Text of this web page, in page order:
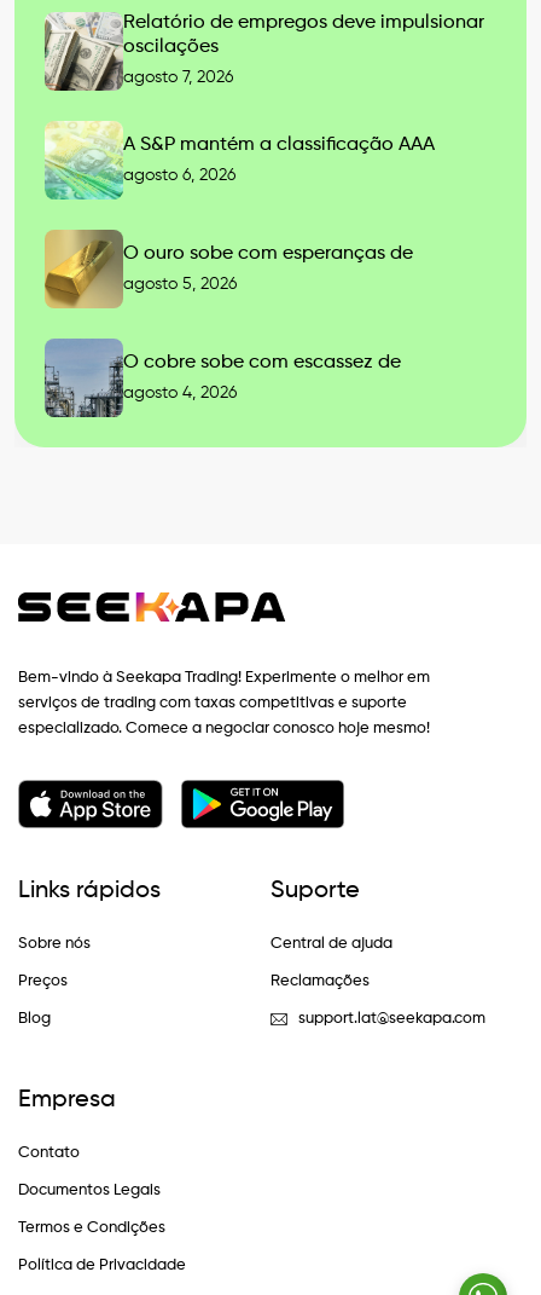
Relatório de empregos deve impulsionar
oscilações
agosto 7, 2026
A S&P mantém a classificação AAA
agosto 6, 2026
O ouro sobe com esperanças de
agosto 5, 2026
O cobre sobe com escassez de
agosto 4, 2026
Bem-vindo à Seekapa Trading! Experimente o melhor em
serviços de trading com taxas competitivas e suporte
especializado. Comece a negociar conosco hoje mesmo!
Links rápidos
Sobre nós
Preços
Blog
Suporte
Central de ajuda
Reclamações
support.lat@seekapa.com
Empresa
Contato
Documentos Legais
Termos e Condições
Política de Privacidade